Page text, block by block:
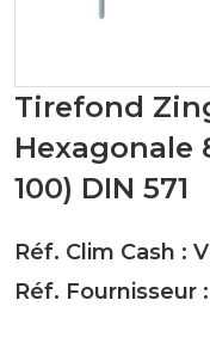
Tirefond
Hexagonale
100) DIN 571
Réf. Clim Cash :
Réf. Fournisseur